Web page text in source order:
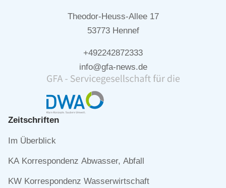
Theodor-Heuss-Allee 17
53773 Hennef
+492242872333
info@gfa-news.de
Zeitschriften
Navigation
Im Überblick
KA Korrespondenz Abwasser, Abfall
KW Korrespondenz Wasserwirtschaft